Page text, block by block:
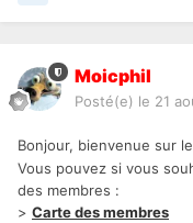
Moicphil
Posté(e) le 21
Bonjour, bienvenue sur
Vous pouvez si vous
des membres :
> Carte des membres